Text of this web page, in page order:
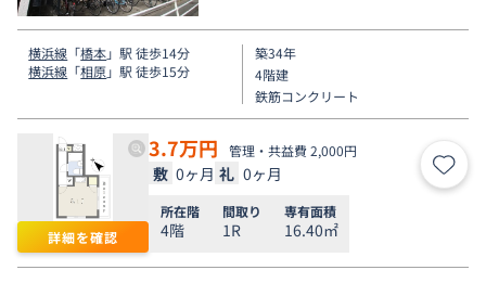
横浜線 「橋本」駅 徒歩14分
横浜線 「相原」駅 徒歩15分
築34年
4階建
鉄筋コンクリート
詳細を確認
3.7万円 管理・共益費 2,000円
敷 0ヶ月 礼 0ヶ月 お気
所在階
4階
間取り
1R
専有面積
16.40㎡